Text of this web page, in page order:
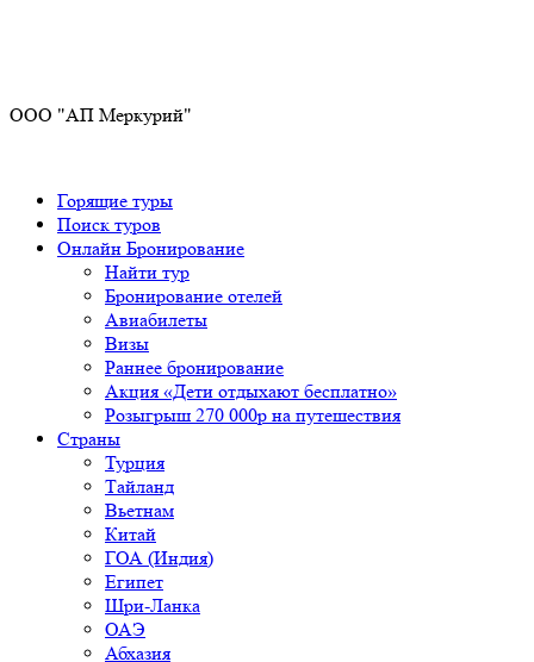
ООО "АП Меркурий"
Горящие туры
Поиск туров
Онлайн Бронирование
Найти тур
Бронирование отелей
Авиабилеты
Визы
Раннее бронирование
Акция «Дети отдыхают бесплатно»
Розыгрыш 270 000р на путешествия
Страны
Турция
Тайланд
Вьетнам
Китай
ГОА (Индия)
Египет
Шри-Ланка
ОАЭ
Абхазия